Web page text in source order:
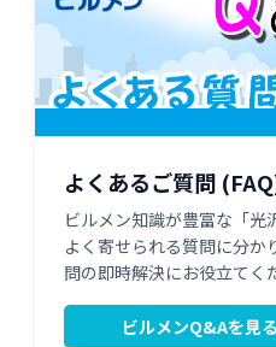
よくあるご質問
ビルメン知識が豊富な「光
よく寄せられる質問に分か
問の即時解決にお役立てく
ビルメンQ&Aを見る